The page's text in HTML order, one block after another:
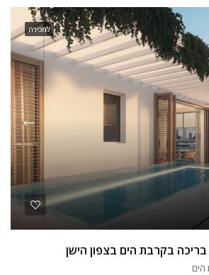
למכירה
בקרבת הים בצפון הישן
הים